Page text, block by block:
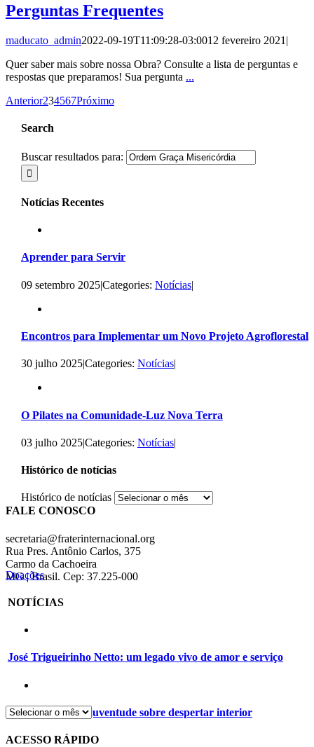
Perguntas Frequentes
maducato_admin2022-09-19T11:09:28-03:0012 fevereiro 2021 |
Quer saber mais sobre nossa Obra? Consulte a lista de perguntas e
respostas que preparamos! Sua pergunta ...
Anterior234567Próximo
Search
Buscar resultados para:
Notícias Recentes
Aprender para Servir
09 setembro 2025|Categories: Notícias|
Encontros para Implementar um Novo Projeto Agroflorestal
30 julho 2025|Categories: Notícias|
O Pilates na Comunidade-Luz Nova Terra
03 julho 2025|Categories: Notícias|
Histórico de notícias
Histórico de notícias
FALE CONOSCO
secretaria@fraterinternacional.org
Rua Pres. Antônio Carlos, 375
Carmo da Cachoeira
MG | Brasil. Cep: 37.225-000
Doações
NOTÍCIAS
José Trigueirinho Netto: um legado vivo de amor e serviço
Encontro para a juventude sobre despertar interior
ACESSO RÁPIDO